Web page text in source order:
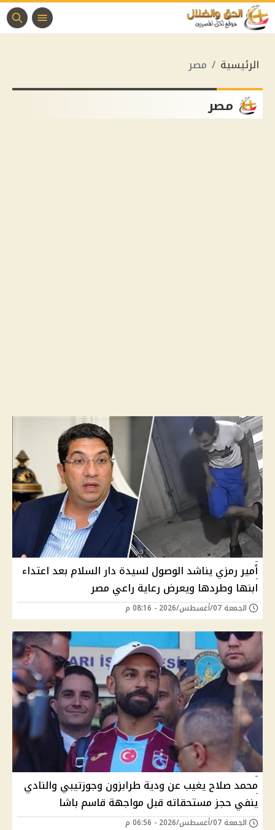
الرئيسية مصر
مصر
أمير رمزي يناشد الوصول لسيدة دار السلام بعد اعتداء
ابنها وطردها ويعرض رعاية راعي مصر
الجمعة 07/أغسطس/2026 - 08:16 م
محمد صلاح يغيب عن ودية طرابزون وجوزتيبي والنادي
ينفي حجز مستحقاته قبل مواجهة قاسم باشا
الجمعة 07/أغسطس/2026 - 06:56 م